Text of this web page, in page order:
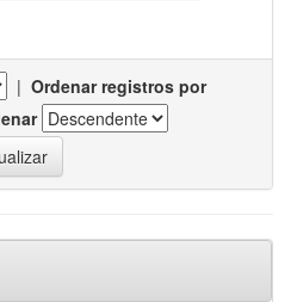
| Ordenar registros por